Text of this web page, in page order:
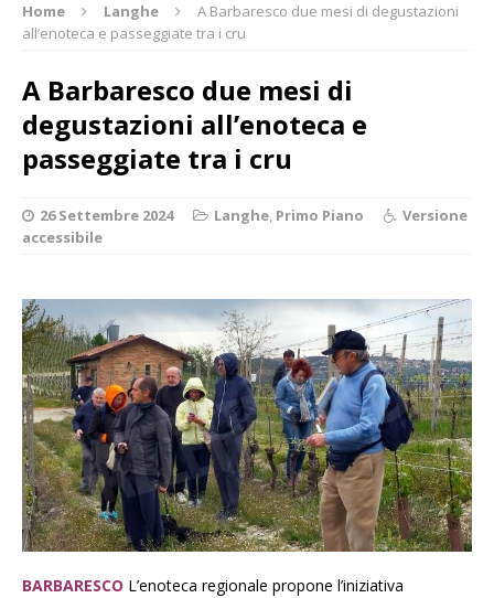
Home Langhe
A Barbaresco due mesi di degustazioni
all’enoteca e passeggiate tra i cru
A Barbaresco due mesi di
degustazioni all’enoteca e
passeggiate tra i cru
26 Settembre 2024 Langhe, Primo Piano
Versione
accessibile
BARBARESCO L’enoteca regionale propone l’iniziativa